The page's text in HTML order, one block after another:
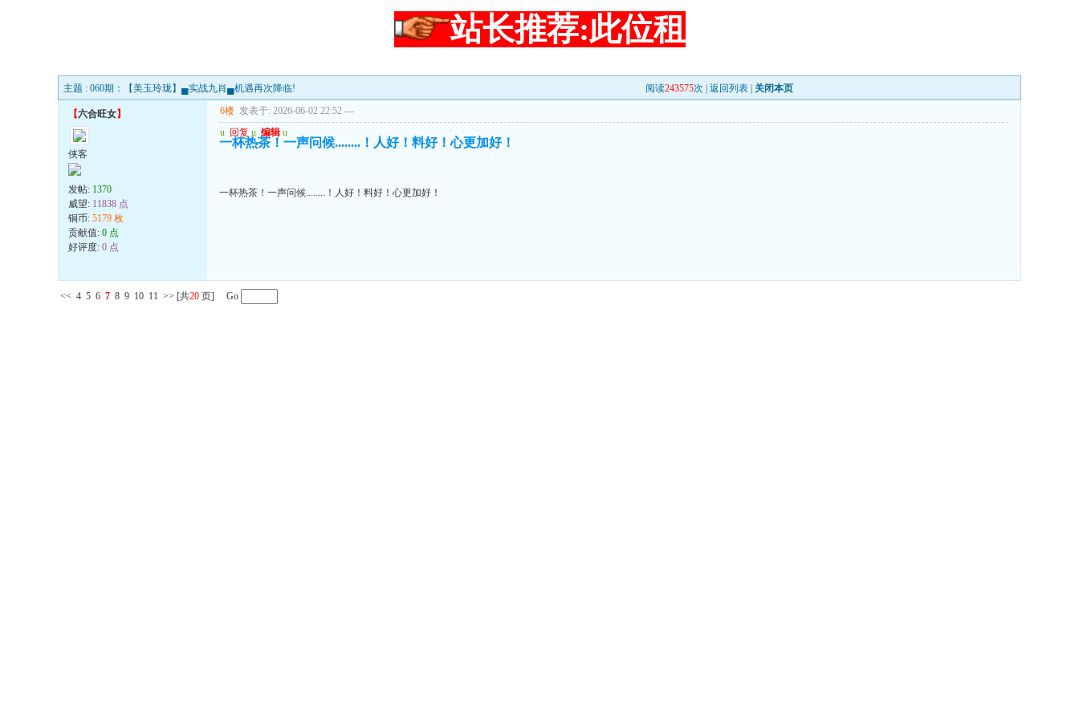
站长推荐:此位租
主题 : 060期：【美玉玲珑】▄实战九肖▄机遇再次降临! 阅读243575次 | 返回列表 关闭本页
【六合旺女】
侠客
发帖: 1370
威望: 11838 点
铜币: 5179 枚
贡献值: 0 点
好评度: 0 点
6楼 发表于: 2026-06-02 22:52 ---
u 回复 u 编辑 u
一杯热茶！一声问候........！人好！料好！心更加好！
一杯热茶！一声问候........！人好！料好！心更加好！
<< 4 5 6 7 8 9 10 11 >> [共20 页] Go